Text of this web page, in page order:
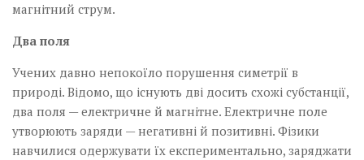
магнітний струм.
Два поля
Учених давно непокоїло порушення симетрії в
природі. Відомо, що існують дві досить схожі субстанції,
два поля — електричне й магнітне. Електричне поле
утворюють заряди — негативні й позитивні. Фізики
навчилися одержувати їх експериментально, заряджати